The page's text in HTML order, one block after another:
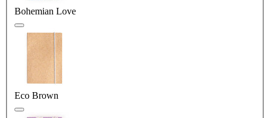
Bohemian Love
Eco Brown